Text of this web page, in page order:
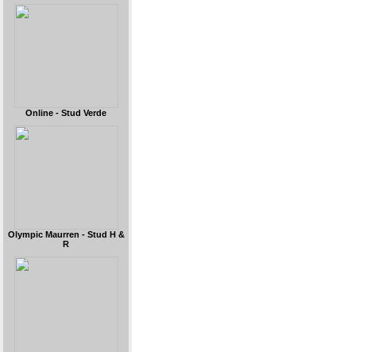
Online - Stud Verde
Olympic Maurren - Stud H &
R